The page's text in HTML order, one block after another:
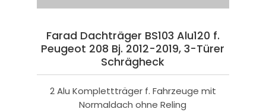
Farad Dachträger BS103 Alu120 f.
Peugeot 208 Bj. 2012-2019, 3-Türer
Schrägheck
2 Alu Komplettträger f. Fahrzeuge mit
Normaldach ohne Reling